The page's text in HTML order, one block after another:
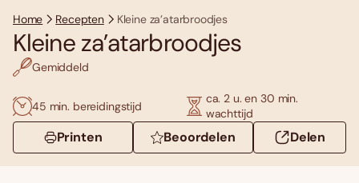
Home Recepten Kleine za’atarbroodjes
Kleine za’atarbroodjes
Gemiddeld
45 min. bereidingstijd
ca. 2 u. en 30 min.
wachttijd
Printen Beoordelen Delen